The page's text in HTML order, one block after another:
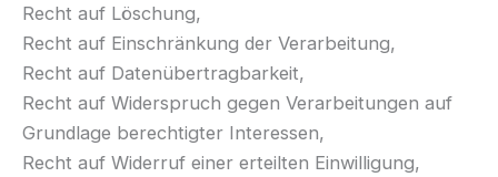
Recht auf Löschung,
Recht auf Einschränkung der Verarbeitung,
Recht auf Datenübertragbarkeit,
Recht auf Widerspruch gegen Verarbeitungen auf
Grundlage berechtigter Interessen,
Recht auf Widerruf einer erteilten Einwilligung,